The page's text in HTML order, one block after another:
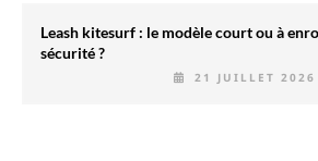
Leash kitesurf : le modèle court ou à
sécurité ?
21 JUILLET 2026